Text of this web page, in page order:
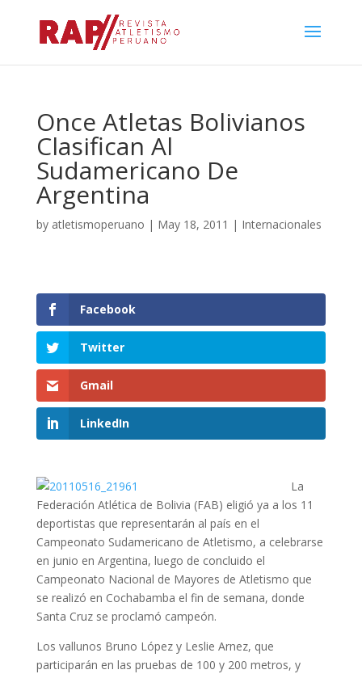
Once Atletas Bolivianos
Clasifican Al
Sudamericano De
Argentina
by atletismoperuano | May 18, 2011 | Internacionales
Facebook
Twitter
Gmail
LinkedIn
La
Federación Atlética de Bolivia (FAB) eligió ya a los 11
deportistas que representarán al país en el
Campeonato Sudamericano de Atletismo, a celebrarse
en junio en Argentina, luego de concluido el
Campeonato Nacional de Mayores de Atletismo que
se realizó en Cochabamba el fin de semana, donde
Santa Cruz se proclamó campeón.
Los vallunos Bruno López y Leslie Arnez, que
participarán en las pruebas de 100 y 200 metros, y